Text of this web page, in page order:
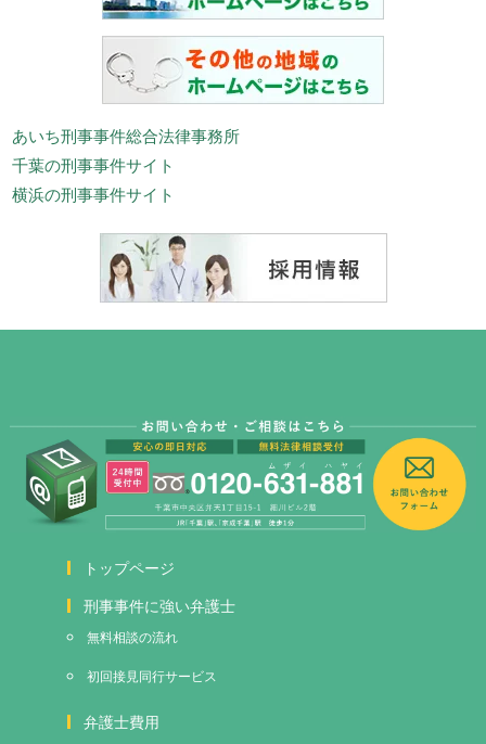
あいち刑事事件総合法律事務所
千葉の刑事事件サイト
横浜の刑事事件サイト
トップページ
刑事事件に強い弁護士
無料相談の流れ
初回接見同行サービス
弁護士費用